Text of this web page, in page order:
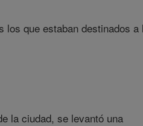
que estaban destinados a
la ciudad, se levantó una